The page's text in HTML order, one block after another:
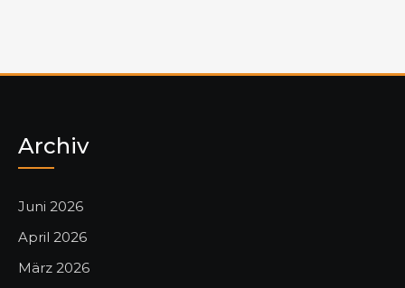
Archiv
Juni 2026
April 2026
März 2026